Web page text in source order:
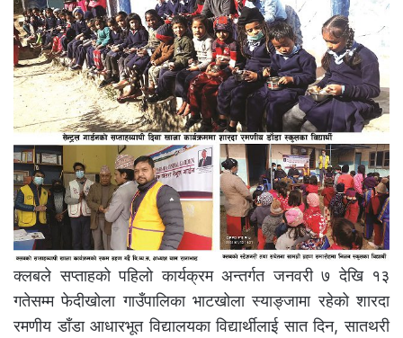
क्लबले सप्ताहको पहिलो कार्यक्रम अन्तर्गत जनवरी ७ देखि १३
गतेसम्म फेदीखोला गाउँपालिका भाटखोला स्याङ्जामा रहेको शारदा
रमणीय डाँडा आधारभूत विद्यालयका विद्यार्थीलाई सात दिन, सातथरी